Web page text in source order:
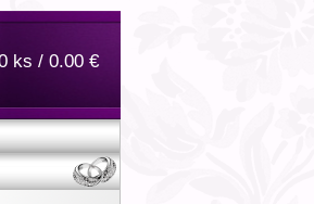
ks / 0.00 €